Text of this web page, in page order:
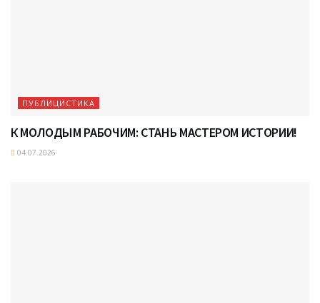
ПУБЛИЦИСТИКА
К МОЛОДЫМ РАБОЧИМ: СТАНЬ МАСТЕРОМ ИСТОРИИ!
04.07.2026